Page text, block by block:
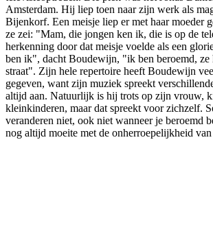
Amsterdam. Hij liep toen naar zijn werk als
Bijenkorf. Een meisje liep er met haar moeder
ze zei: "Mam, die jongen ken ik, die is op de
herkenning door dat meisje voelde als een
ben ik", dacht Boudewijn, "ik ben beroemd, ze
straat". Zijn hele repertoire heeft Boudewijn
gegeven, want zijn muziek spreekt
altijd aan. Natuurlijk is hij trots op zijn vrouw,
kleinkinderen, maar dat spreekt voor zichzelf.
veranderen niet, ook niet wanneer je beroemd
nog altijd moeite met de onherroepelijkheid